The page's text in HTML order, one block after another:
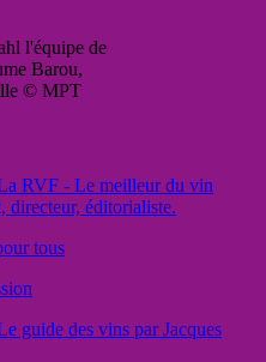
l'équipe de
Barou,
© MPT
RVF - Le meilleur du vin
directeur, éditorialiste.
tous
guide des vins par Jacques